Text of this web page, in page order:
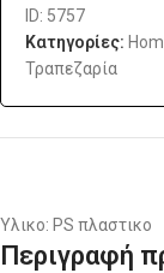
ID: 5757
Κατηγορίες:
Τραπεζαρία
Υλικο: PS πλαστικo
Περιγραφή